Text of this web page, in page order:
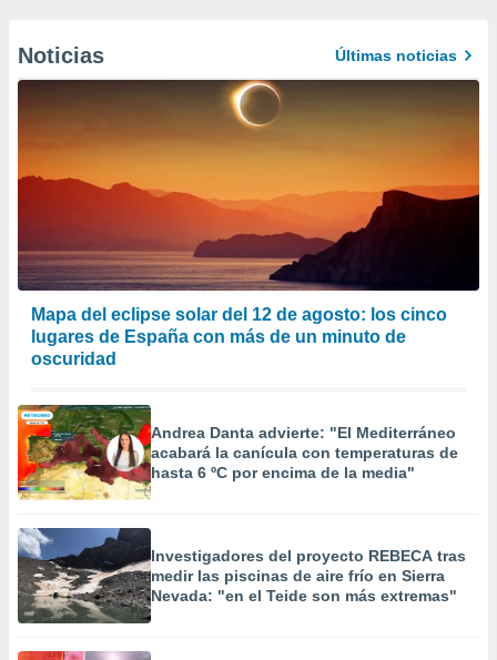
Noticias Últimas noticias
Mapa del eclipse solar del 12 de agosto: los cinco
lugares de España con más de un minuto de
oscuridad
Andrea Danta advierte: "El Mediterráneo
acabará la canícula con temperaturas de
hasta 6 ºC por encima de la media"
Investigadores del proyecto REBECA tras
medir las piscinas de aire frío en Sierra
Nevada: "en el Teide son más extremas"